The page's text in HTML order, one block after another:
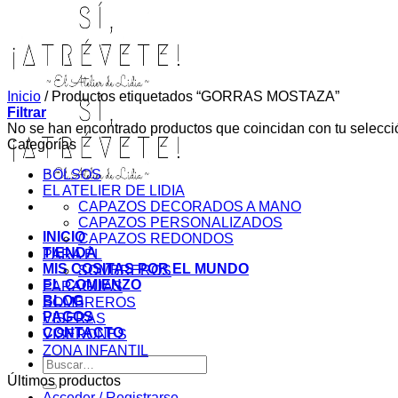
INICIO
TIENDA
MIS COSITAS POR EL MUNDO
EL COMIENZO
BLOG
PAGOS
CONTACTO
Buscar
por:
Inicio /Productos etiquetados “GORRAS MOSTAZA”
Filtrar
No se han encontrado productos que coincidan con tu
Categorías
BOLSOS
EL ATELIER DE LIDIA
CAPAZOS DECORADOS A MANO
CAPAZOS PERSONALIZADOS
CAPAZOS REDONDOS
PARA ÉL
SOMBREROS
PARAGUAS
SOMBREROS
VISERAS
VISERONES
ZONA INFANTIL
Últimos productos